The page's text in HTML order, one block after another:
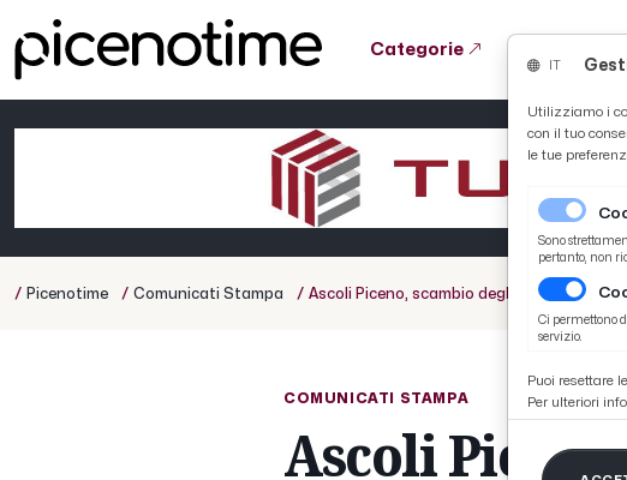
Categorie
/ Picenotime / Comunicati Stampa / Ascoli Piceno, scambio degli auguri
COMUNICATI STAMPA
Ascoli
Utilizziamo i
con il tuo
le tue
Sono
pertanto, non
Ci permettono
servizio.
Puoi resettare
Per ulteriori